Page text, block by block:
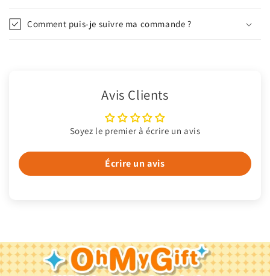
Comment puis-je suivre ma commande ?
Avis Clients
Soyez le premier à écrire un avis
Écrire un avis